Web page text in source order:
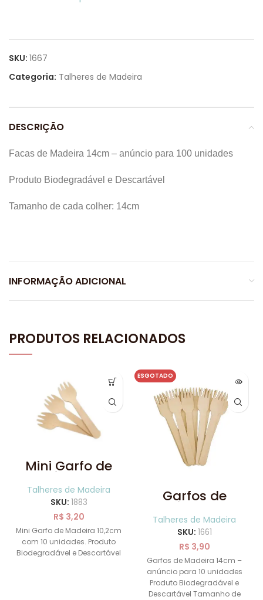
SKU: 1667
Categoria: Talheres de Madeira
DESCRIÇÃO
Facas de Madeira 14cm – anúncio para 100 unidades
Produto Biodegradável e Descartável
Tamanho de cada colher: 14cm
INFORMAÇÃO ADICIONAL
PRODUTOS RELACIONADOS
Mini Garfo de
Madeira 10,2cm
com 10
unidades
Talheres de Madeira
SKU: 1883
R$ 3,20
Mini Garfo de Madeira 10,2cm
com 10 unidades. Produto
Biodegradável e Descartável
ESGOTADO
Garfos de
Madeira 14cm 10
uni
Talheres de Madeira
SKU: 1661
R$ 3,90
Garfos de Madeira 14cm –
anúncio para 10 unidades
Produto Biodegradável e
Descartável Tamanho de